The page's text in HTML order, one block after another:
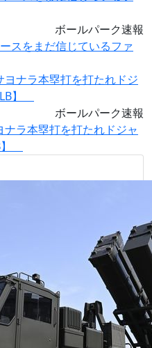
ボールパーク速報
スをまだ信じているファ
ボールパーク速報
ナラ本塁打を打たれドジャ
】